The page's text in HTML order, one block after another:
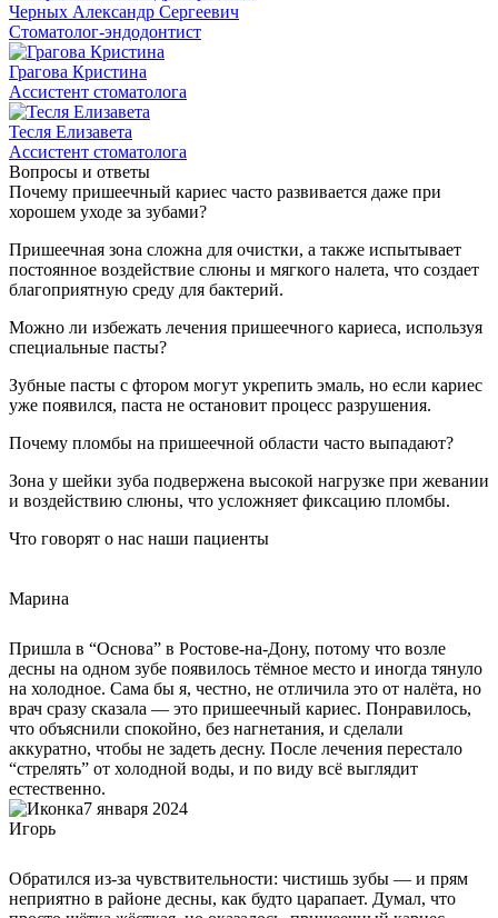
Черных Александр Сергеевич
Стоматолог-эндодонтист
Грагова Кристина
Ассистент стоматолога
Тесля Елизавета
Ассистент стоматолога
Вопросы и ответы
Почему пришеечный кариес часто развивается даже при
хорошем уходе за зубами?
Пришеечная зона сложна для очистки, а также испытывает
постоянное воздействие слюны и мягкого налета, что создает
благоприятную среду для бактерий.
Можно ли избежать лечения пришеечного кариеса, используя
специальные пасты?
Зубные пасты с фтором могут укрепить эмаль, но если кариес
уже появился, паста не остановит процесс разрушения.
Почему пломбы на пришеечной области часто выпадают?
Зона у шейки зуба подвержена высокой нагрузке при жевании
и воздействию слюны, что усложняет фиксацию пломбы.
Что говорят о нас наши пациенты
Марина
Пришла в “Основа” в Ростове-на-Дону, потому что возле
десны на одном зубе появилось тёмное место и иногда тянуло
на холодное. Сама бы я, честно, не отличила это от налёта, но
врач сразу сказала — это пришеечный кариес. Понравилось,
что объяснили спокойно, без нагнетания, и сделали
аккуратно, чтобы не задеть десну. После лечения перестало
“стрелять” от холодной воды, и по виду всё выглядит
естественно.
7 января 2024
Игорь
Обратился из‑за чувствительности: чистишь зубы — и прям
неприятно в районе десны, как будто царапает. Думал, что